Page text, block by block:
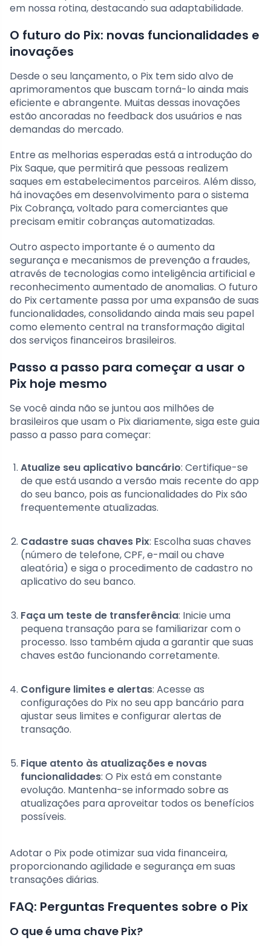
em nossa rotina, destacando sua adaptabilidade.
O futuro do Pix: novas funcionalidades e
inovações
Desde o seu lançamento, o Pix tem sido alvo de
aprimoramentos que buscam torná-lo ainda mais
eficiente e abrangente. Muitas dessas inovações
estão ancoradas no feedback dos usuários e nas
demandas do mercado.
Entre as melhorias esperadas está a introdução do
Pix Saque, que permitirá que pessoas realizem
saques em estabelecimentos parceiros. Além disso,
há inovações em desenvolvimento para o sistema
Pix Cobrança, voltado para comerciantes que
precisam emitir cobranças automatizadas.
Outro aspecto importante é o aumento da
segurança e mecanismos de prevenção a fraudes,
através de tecnologias como inteligência artificial e
reconhecimento aumentado de anomalias. O futuro
do Pix certamente passa por uma expansão de suas
funcionalidades, consolidando ainda mais seu papel
como elemento central na transformação digital
dos serviços financeiros brasileiros.
Passo a passo para começar a usar o
Pix hoje mesmo
Se você ainda não se juntou aos milhões de
brasileiros que usam o Pix diariamente, siga este guia
passo a passo para começar:
Atualize seu aplicativo bancário: Certifique-se
de que está usando a versão mais recente do app
do seu banco, pois as funcionalidades do Pix são
frequentemente atualizadas.
Cadastre suas chaves Pix: Escolha suas chaves
(número de telefone, CPF, e-mail ou chave
aleatória) e siga o procedimento de cadastro no
aplicativo do seu banco.
Faça um teste de transferência: Inicie uma
pequena transação para se familiarizar com o
processo. Isso também ajuda a garantir que suas
chaves estão funcionando corretamente.
Configure limites e alertas: Acesse as
configurações do Pix no seu app bancário para
ajustar seus limites e configurar alertas de
transação.
Fique atento às atualizações e novas
funcionalidades: O Pix está em constante
evolução. Mantenha-se informado sobre as
atualizações para aproveitar todos os benefícios
possíveis.
Adotar o Pix pode otimizar sua vida financeira,
proporcionando agilidade e segurança em suas
transações diárias.
FAQ: Perguntas Frequentes sobre o Pix
O que é uma chave Pix?